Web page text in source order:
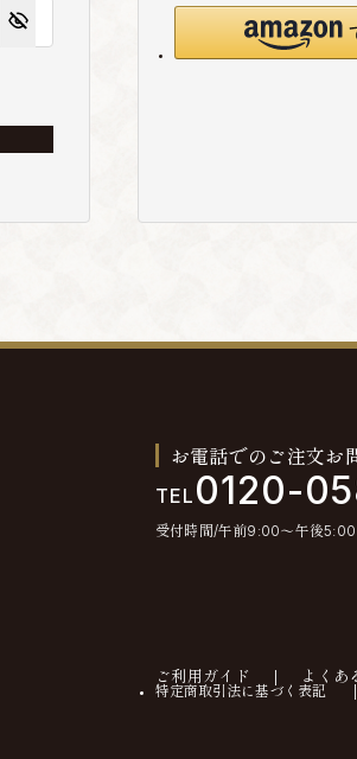
お電話でのご注文お
TEL 0120-
受付時間/午前9:00〜午後5:00
ご利用ガイド よくあ
特定商取引法に基づく表記